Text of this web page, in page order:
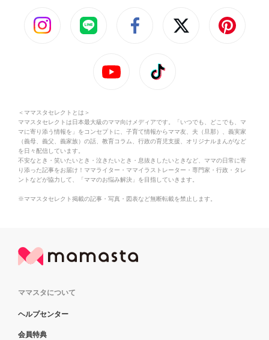
＜ママスタセレクトとは＞
ママスタセレクトは日本最大級のママ向けメディアです。「いつでも、どこでも、マ
マに寄り添う情報を」をコンセプトに、子育て情報からママ友、夫（旦那）、義実家
（義母、義父、義家族）の話、教育コラム、行政の育児支援、オリジナルまんがなど
を日々配信しています。
不安なとき・笑いたいとき・泣きたいとき・息抜きしたいときなど、ママの日常に寄
り添った記事をお届け！ママライター・ママイラストレーター・専門家・行政・タレ
ントなどが協力して、「ママのお悩み解決」を目指していきます。
※ママスタセレクト掲載の記事・写真・図表など無断転載を禁止します。
ママスタについて
ヘルプセンター
会員特典